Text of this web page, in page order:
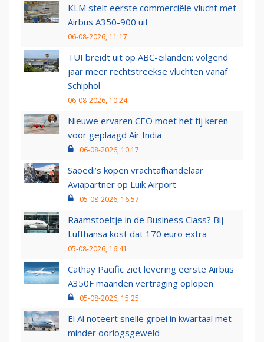
KLM stelt eerste commerciële vlucht met
Airbus A350-900 uit
06-08-2026, 11:17
TUI breidt uit op ABC-eilanden: volgend
jaar meer rechtstreekse vluchten vanaf
Schiphol
06-08-2026, 10:24
Nieuwe ervaren CEO moet het tij keren
voor geplaagd Air India
06-08-2026, 10:17
Saoedi’s kopen vrachtafhandelaar
Aviapartner op Luik Airport
05-08-2026, 16:57
Raamstoeltje in de Business Class? Bij
Lufthansa kost dat 170 euro extra
05-08-2026, 16:41
Cathay Pacific ziet levering eerste Airbus
A350F maanden vertraging oplopen
05-08-2026, 15:25
El Al noteert snelle groei in kwartaal met
minder oorlogsgeweld